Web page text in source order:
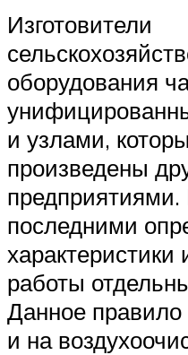
Изготовители
оборудования
и узлами,
произведены
последними
работы
Данное правило
и на